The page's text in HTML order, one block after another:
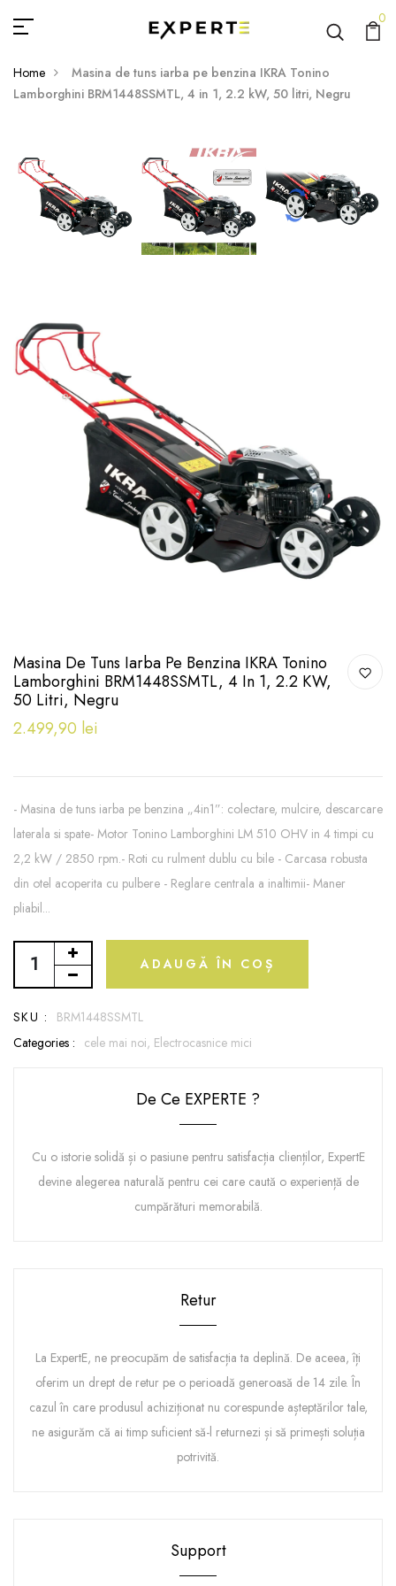
0
Home
Masina de tuns iarba pe benzina IKRA Tonino
Lamborghini BRM1448SSMTL, 4 in 1, 2.2 kW, 50 litri, Negru
Masina De Tuns Iarba Pe Benzina IKRA Tonino
Lamborghini BRM1448SSMTL, 4 In 1, 2.2 KW,
50 Litri, Negru
2.499,90 lei
- Masina de tuns iarba pe benzina „4in1”: colectare, mulcire, descarcare
laterala si spate- Motor Tonino Lamborghini LM 510 OHV in 4 timpi cu
2,2 kW / 2850 rpm.- Roti cu rulment dublu cu bile - Carcasa robusta
din otel acoperita cu pulbere - Reglare centrala a inaltimii- Maner
pliabil...
ADAUGĂ ÎN COȘ
SKU :
BRM1448SSMTL
Categories : cele mai noi, Electrocasnice mici
De Ce EXPERTE ?
Cu o istorie solidă și o pasiune pentru satisfacția clienților, ExpertE
devine alegerea naturală pentru cei care caută o experiență de
cumpărături memorabilă.
Retur
La ExpertE, ne preocupăm de satisfacția ta deplină. De aceea, îți
oferim un drept de retur pe o perioadă generoasă de 14 zile. În
cazul în care produsul achiziționat nu corespunde așteptărilor tale,
ne asigurăm că ai timp suficient să-l returnezi și să primești soluția
potrivită.
Support